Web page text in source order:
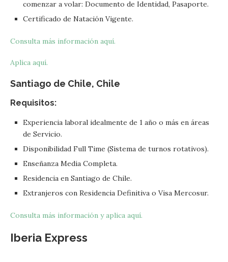
comenzar a volar: Documento de Identidad, Pasaporte.
Certificado de Natación Vigente.
Consulta más información aquí.
Aplica aquí.
Santiago de Chile, Chile
Requisitos:
Experiencia laboral idealmente de 1 año o más en áreas
de Servicio.
Disponibilidad Full Time (Sistema de turnos rotativos).
Enseñanza Media Completa.
Residencia en Santiago de Chile.
Extranjeros con Residencia Definitiva o Visa Mercosur.
Consulta más información y aplica aquí.
Iberia Express